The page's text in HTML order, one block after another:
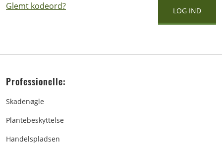
Glemt kodeord?
Professionelle:
Skadenøgle
Plantebeskyttelse
Handelspladsen